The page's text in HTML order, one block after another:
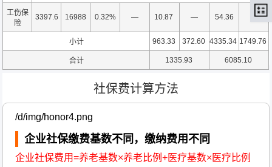
工伤保
险
3397.6 16988 0.32% — 10.87 — 54.36 —
小计 963.33 372.60 4335.34 1749.76
合计 1335.93 6085.10
社保费计算方法
/d/img/honor4.png
企业社保缴费基数不同，缴纳费用不同
企业社保费用=养老基数×养老比例+医疗基数×医疗比例